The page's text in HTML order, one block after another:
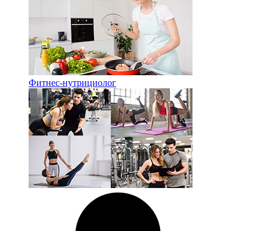
Фитнес-нутрициолог